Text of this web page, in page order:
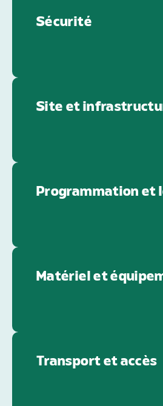
Sécurité
Site et
Programmation et
Matériel et
Transport et accès